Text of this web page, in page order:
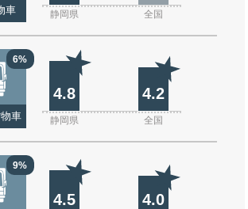
車 静岡県 全国
6%
車
4.8 4.2
静岡県 全国
9%
4.5 4.0